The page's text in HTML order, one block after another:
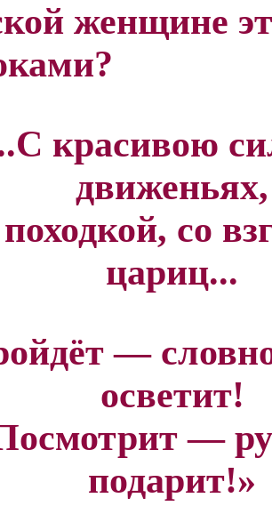
женщине
красивою
движеньях,
со
цариц...
—
осветит!
—
подарит!»